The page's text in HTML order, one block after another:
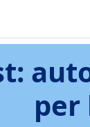
per